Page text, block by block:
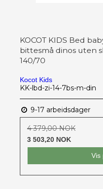
KOCOT KIDS Bed
bittesmå dinos uten
140/70
Kocot Kids
KK-lbd-zi-14-7bs-m-din
9-17 arbeidsdager
4 379,00 NOK
3 503,20 NOK
Vis